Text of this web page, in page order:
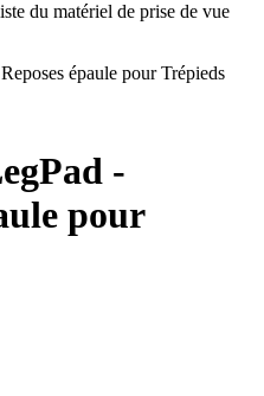
du matériel de prise de vue
épaule pour Trépieds
-
pour